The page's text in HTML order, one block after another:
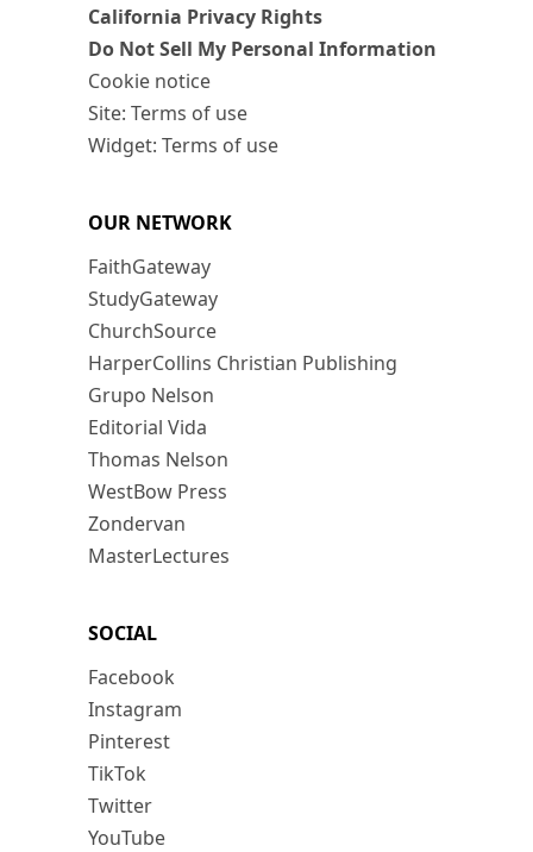
California Privacy Rights
Do Not Sell My Personal Information
Cookie notice
Site: Terms of use
Widget: Terms of use
OUR NETWORK
FaithGateway
StudyGateway
ChurchSource
HarperCollins Christian Publishing
Grupo Nelson
Editorial Vida
Thomas Nelson
WestBow Press
Zondervan
MasterLectures
SOCIAL
Facebook
Instagram
Pinterest
TikTok
Twitter
YouTube